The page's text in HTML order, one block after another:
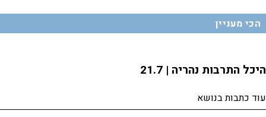
הכי מעניין
היכל התרבות נהריה | 21.7
עוד כתבות בנושא